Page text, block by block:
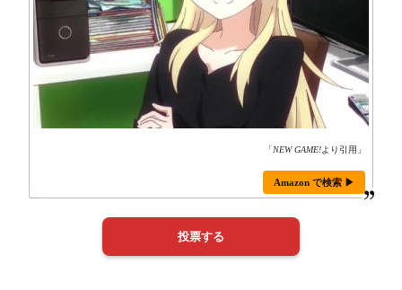
「NEW GAME!より引用」
Amazon で検索 ▶